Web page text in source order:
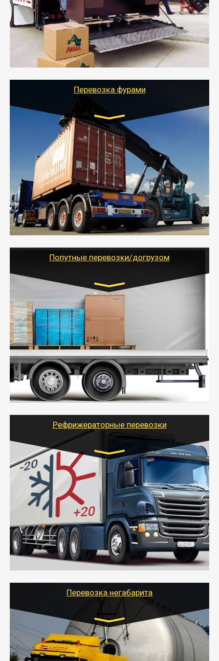
- Служебный или военный переезд может быть на
отдельном авто или догрузом (по меньшей
стоимости).
- Тайгер Логистик подберет автотранспорт, быстро и
качественно организует переезд к новому месту
службы или работы с гарантией сохранности груза и
оформлением документов, подтверждающих
Перевозка фурами
Транспорт:
Еврофура Тент от 5 до 10 тонн
грузоподъемность
от 10 000 руб. Возможен догруз
- Доставка фурой до 20 т возможна для больших
объемов грузов, упакованных в коробки, мешки,
паллеты и россыпью в самые отдаленные места
России с гарантией полной сохранности.
- Тайгер Логистик предоставляет услуги по
грузоперевозкам для физических и юридических лиц
Попутные перевозки/догрузом
Транспорт:
Газель (1,5 и 3 тонны), Бычок, Еврофура от 5 до
10 тонн
от 5000 руб. Возможен догруз
- Экономный способ доставить вещи от 200 кг в
другой город - догрузом или попутно. Попутные
грузоперевозки для физлиц, ИП и юрлиц обходятся
дешевле.
- Тайгер Логистик организует доставку
крупногабаритных и личных вещей по нужному
для погрузочно-разгрузочных работ при перевозке.
Рефрижераторные перевозки
Транспорт:
Газель (1,5 и 3 тонны), Бычок, Еврофура от 5 до
10 тонн
от 6000 руб.
- Рефрижераторные перевозки грузов с
соблюдением температурного режима, работающим
термописцем, санитарной обработкой кузова и мед.
книжкой у водителя.
- Тайгер Логистик поможет быстро перевезти
скоропортящиеся продукты в любой город России с
Перевозка негабарита
Цена за км. Рассчитывается
индивидуально